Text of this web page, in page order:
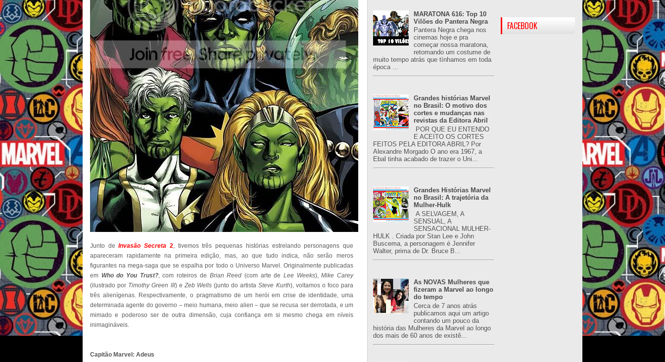
Junto deInvasão Secreta 2, tivemos três pequenas histórias estrelando personagens que
apareceram rapidamente na primeira edição, mas, ao que tudo indica, não serão meros
figurantes na mega-saga que se espalha por todo o Universo Marvel. Originalmente publicadas
em Who do You Trust?, com roteiros de Brian Reed (com arte de Lee Weeks),Mike Carey
(ilustrado por Timothy Green III) e Zeb Wells(junto do artistaSteve Kurth), voltamos o foco para
três alienígenas. Respectivamente, o pragmatismo de um herói em crise de identidade, uma
determinada agente do governo – meio humana, meio alien – que se recusa ser derrotada, e um
mimado e poderoso ser de outra dimensão, cuja confiança em si mesmo chega em níveis
inimagináveis.
Capitão Marvel: Adeus
MARATONA 616: Top 10
Vilões do Pantera Negra
Pantera Negra chega nos
cinemas hoje e pra
começar nossa maratona,
retomando um costume de
muito tempo atrás que tínhamos em toda
época ...
Grandes histórias Marvel
no Brasil: O motivo dos
cortes e mudanças nas
revistas da Editora Abril
POR QUE EU ENTENDO
E ACEITO OS CORTES
FEITOS PELA EDITORA ABRIL? Por
Alexandre Morgado O ano era 1967, a
Ebal tinha acabado de trazer o Uni...
Grandes Histórias Marvel
no Brasil: A trajetória da
Mulher-Hulk
A SELVAGEM, A
SENSUAL, A
SENSACIONAL MULHER-
HULK . Criada por Stan Lee e John
Buscema, a personagem é Jennifer
Walter, prima de Dr. Bruce B...
As NOVAS Mulheres que
fizeram a Marvel ao longo
do tempo
Cerca de 7 anos atrás
publicamos aqui um artigo
contando um pouco da
história das Mulheres da Marvel ao longo
dos mais de 60 anos de existê...
FACEBOOK